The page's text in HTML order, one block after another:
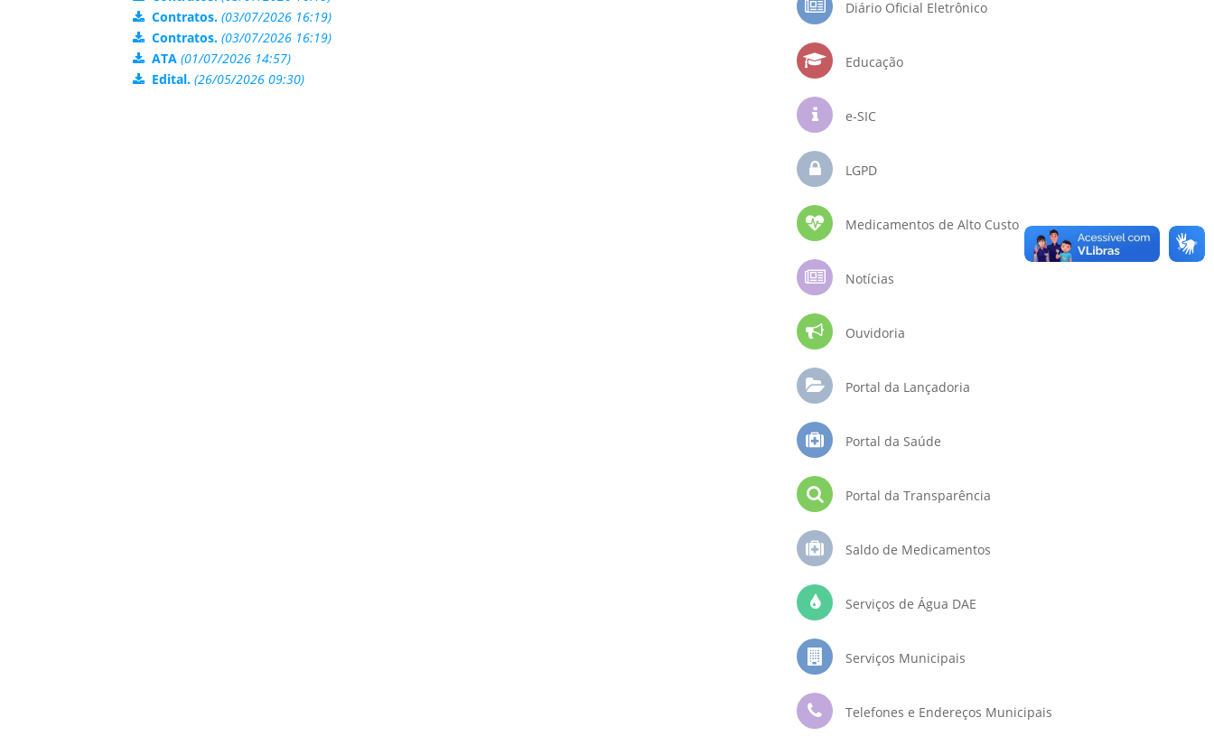
Contratos. (03/07/2026 16:19)
Contratos. (03/07/2026 16:19)
ATA (01/07/2026 14:57)
Edital. (26/05/2026 09:30)
Diário Oficial Eletrônico
Educação
e-SIC
LGPD
Medicamentos de Alto Custo
Notícias
Ouvidoria
Portal da Lançadoria
Portal da Saúde
Portal da Transparência
Saldo de Medicamentos
Serviços de Água DAE
Serviços Municipais
Telefones e Endereços Municipais